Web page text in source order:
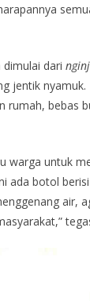
dari
jentik
bebas
warga untuk
ada botol
air,